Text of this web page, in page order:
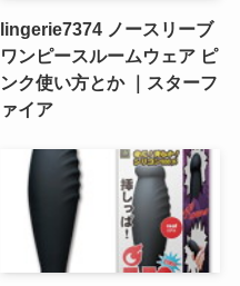
lingerie7374 ノースリーブ
ワンピースルームウェア ピ
ンク使い方とか ｜スターフ
ァイア